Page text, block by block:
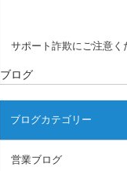
サポート詐欺にご注意く
ブログ
ブログカテゴリー
営業ブログ